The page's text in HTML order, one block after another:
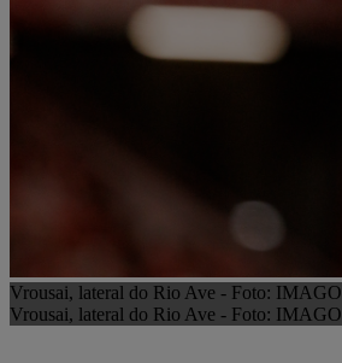
Vrousai, lateral do Rio Ave - Foto: IMAGO
Vrousai, lateral do Rio Ave - Foto: IMAGO